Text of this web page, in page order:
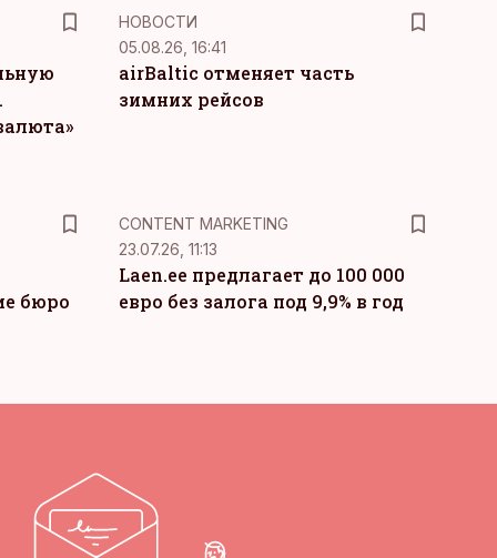
НОВОСТИ
05.08.26, 16:41
airBaltic отменяет часть
зимних рейсов
бюро
KM
CONTENT MARKETING
23.07.26, 11:13
Laen.ee предлагает до 100 000
евро без залога под 9,9% в год